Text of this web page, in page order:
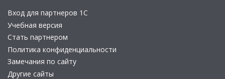
Вход для партнеров 1С
Учебная версия
Стать партнером
Политика конфиденциальности
Замечания по сайту
Другие сайты